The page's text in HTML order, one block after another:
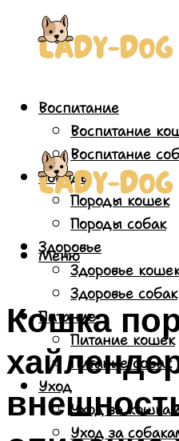
Воспитание
Воспитание
Воспитание
Породы
Породы кошек
Породы собак
Здоровье
Здоровье
Здоровье собак
Питание
Питание кошек
Питание собак
Уход
Уход за
Уход за
Меню
Кошка